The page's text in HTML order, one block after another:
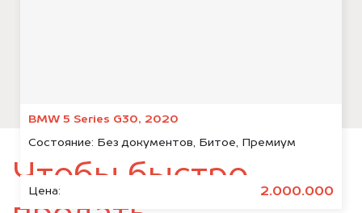
BMW 5 Series G30, 2020
Состояние: Без документов, Битое, Премиум
Цена: 2.000.000
Чтобы быстро